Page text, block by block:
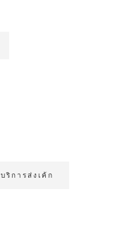
บริการส่งเค้ก